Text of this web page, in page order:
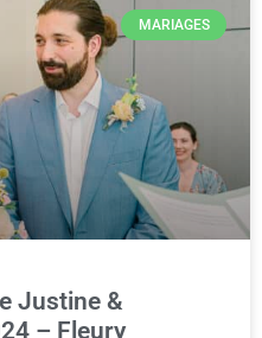
MARIAGES
Justine &
– Fleury